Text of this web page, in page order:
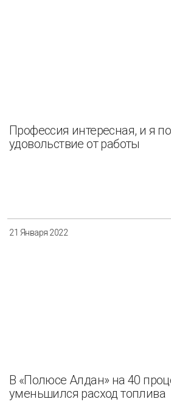
Профессия интересная, и я
удовольствие от работы
21 Января 2022
В «Полюсе Алдан» на 40
уменьшился расход топлива